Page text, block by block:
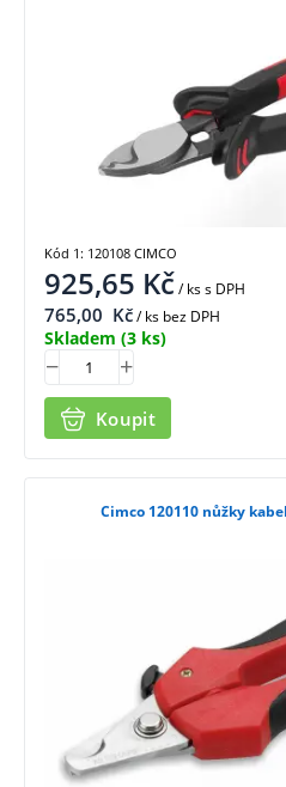
925,65 Kč/ kss DPH
765,00 Kč/ ks bez DPH
Skladem (3 ks)
Koupit
Kód 1: 120108 CIMCO
Cimco 120110 nůžky